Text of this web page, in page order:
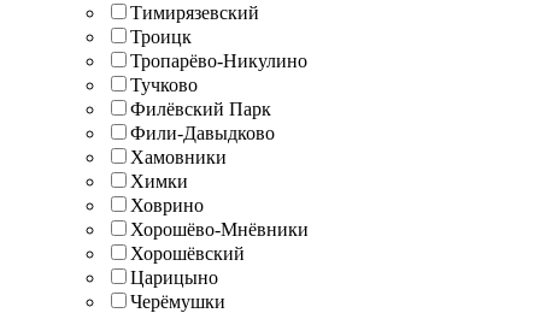
Тимирязевский
Троицк
Тропарёво-Никулино
Тучково
Филёвский Парк
Фили-Давыдково
Хамовники
Химки
Ховрино
Хорошёво-Мнёвники
Хорошёвский
Царицыно
Черёмушки